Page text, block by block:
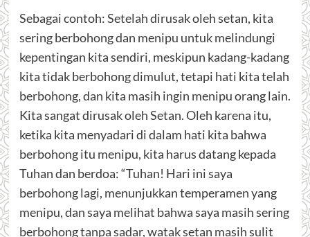
Sebagai contoh: Setelah dirusak oleh setan, kita
sering berbohong dan menipu untuk melindungi
kepentingan kita sendiri, meskipun kadang-kadang
kita tidak berbohong dimulut, tetapi hati kita telah
berbohong, dan kita masih ingin menipu orang lain.
Kita sangat dirusak oleh Setan. Oleh karena itu,
ketika kita menyadari di dalam hati kita bahwa
berbohong itu menipu, kita harus datang kepada
Tuhan dan berdoa: “Tuhan! Hari ini saya
berbohong lagi, menunjukkan temperamen yang
menipu, dan saya melihat bahwa saya masih sering
berbohong tanpa sadar, watak setan masih sulit